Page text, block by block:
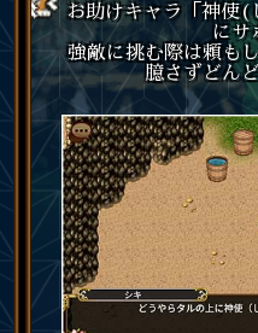
お助けキャラ「神使(
にサ
強敵に挑む際は頼も
臆さずどん